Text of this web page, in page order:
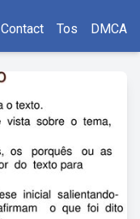
Contact Tos DMCA